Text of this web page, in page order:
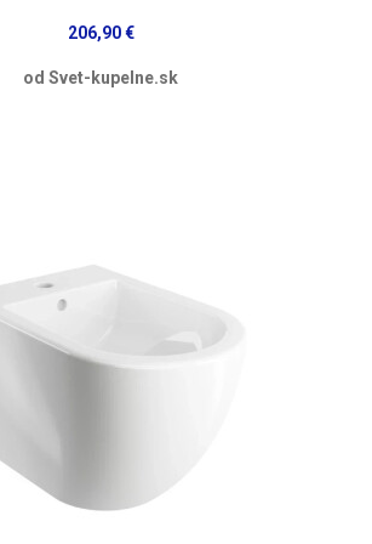
206,90 €
od Svet-kupelne.sk